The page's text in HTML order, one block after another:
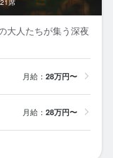
21席
大人たちが集う深夜
月給： 28万円〜
月給： 28万円〜